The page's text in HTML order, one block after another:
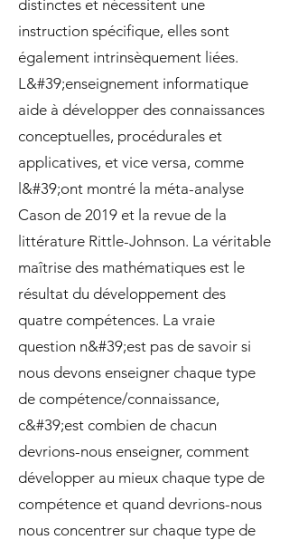
distinctes et nécessitent une
instruction spécifique, elles sont
également intrinsèquement liées.
L&#39;enseignement informatique
aide à développer des connaissances
conceptuelles, procédurales et
applicatives, et vice versa, comme
l&#39;ont montré la méta-analyse
Cason de 2019 et la revue de la
littérature Rittle-Johnson. La véritable
maîtrise des mathématiques est le
résultat du développement des
quatre compétences. La vraie
question n&#39;est pas de savoir si
nous devons enseigner chaque type
de compétence/connaissance,
c&#39;est combien de chacun
devrions-nous enseigner, comment
développer au mieux chaque type de
compétence et quand devrions-nous
nous concentrer sur chaque type de